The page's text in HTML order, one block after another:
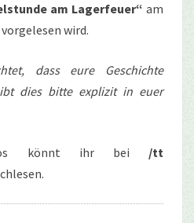
am Lagerfeuer“ am
vorgelesen wird.
dass eure Geschichte
dies bitte explizit in euer
könnt ihr bei /tt